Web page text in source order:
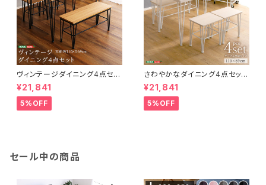
ヴィンテージダイニング4点セッ
ト【テーブル＋椅子2脚+ベンチ1
脚】 VDCB-4
¥21,841
5%OFF
さわやかなダイニング4点セット
【テーブル＋椅子2脚+ベンチ1
脚】 FRCB-4
¥21,841
5%OFF
セール中の商品